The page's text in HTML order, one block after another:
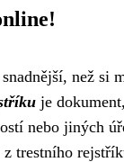
než si
je
nebo jiných
trestního